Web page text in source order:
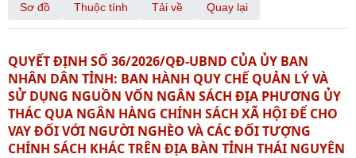
Sơ đồ Thuộc tính Tải về Quay lại
QUYẾT ĐỊNH SỐ 36/2026/QĐ-UBND CỦA ỦY BAN
NHÂN DÂN TỈNH: BAN HÀNH QUY CHẾ QUẢN LÝ VÀ
SỬ DỤNG NGUỒN VỐN NGÂN SÁCH ĐỊA PHƯƠNG ỦY
THÁC QUA NGÂN HÀNG CHÍNH SÁCH XÃ HỘI ĐỂ CHO
VAY ĐỐI VỚI NGƯỜI NGHÈO VÀ CÁC ĐỐI TƯỢNG
CHÍNH SÁCH KHÁC TRÊN ĐỊA BÀN TỈNH THÁI NGUYÊN